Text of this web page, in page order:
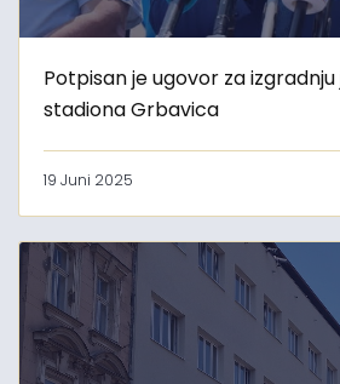
Potpisan je ugovor za
stadiona Grbavica
19 Juni 2025